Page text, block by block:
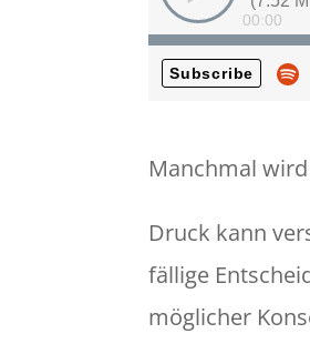
Manchmal
Druck kann
fällige
möglicher